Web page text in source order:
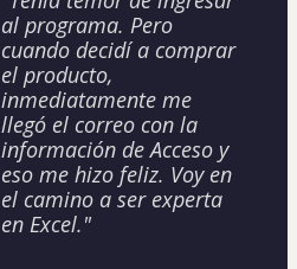
al programa. Pero
cuando decidí a comprar
el producto,
inmediatamente me
llegó el correo con la
información de Acceso y
eso me hizo feliz. Voy en
el camino a ser experta
en Excel."